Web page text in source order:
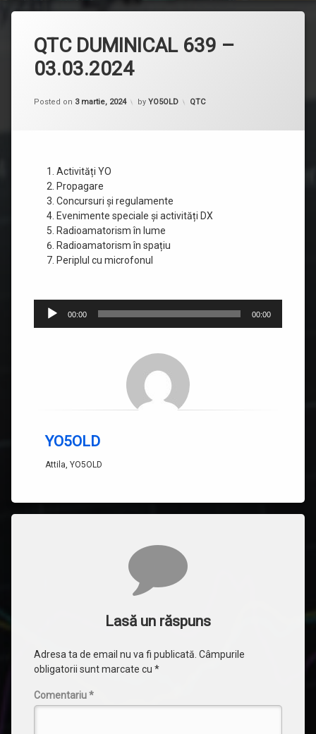
QTC DUMINICAL 639 –
03.03.2024
Posted on 3 martie, 2024 by YO5OLD Categorii:
QTC
Activități YO
Propagare
Concursuri și regulamente
Evenimente speciale și activități DX
Radioamatorism în lume
Radioamatorism în spațiu
Periplul cu microfonul
Player
audio
00:00 00:00
YO5OLD
Attila, YO5OLD
Lasă un răspuns
Adresa ta de email nu va fi publicată. Câmpurile
obligatorii sunt marcate cu *
Comentariu*